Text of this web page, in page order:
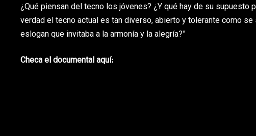
¿Qué piensan del tecno los jóvenes? ¿Y qué hay de su
verdad el tecno actual es tan diverso, abierto y tolerante como
eslogan que invitaba a la armonía y la alegría?”
Checa el documental aquí: